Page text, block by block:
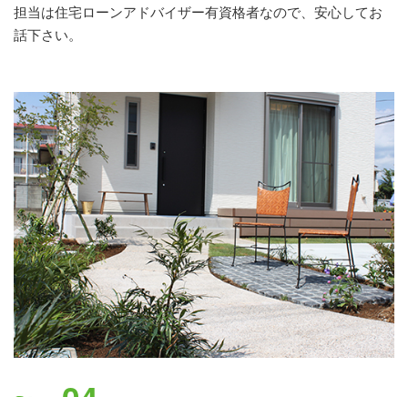
担当は住宅ローンアドバイザー有資格者なので、安心してお
話下さい。